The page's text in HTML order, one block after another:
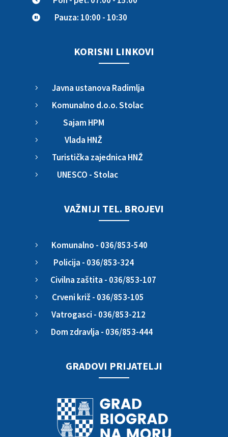
 Pauza: 10:00 - 10:30
KORISNI LINKOVI
5 Javna ustanova Radimlja
5 Komunalno d.o.o. Stolac
5 Sajam HPM
5 Vlada HNŽ
5 Turistička zajednica HNŽ
5 UNESCO - Stolac
VAŽNIJI TEL. BROJEVI
5 Komunalno - 036/853-540
5 Policija - 036/853-324
5 Civilna zaštita - 036/853-107
5 Crveni križ - 036/853-105
5 Vatrogasci - 036/853-212
5 Dom zdravlja - 036/853-444
GRADOVI PRIJATELJI